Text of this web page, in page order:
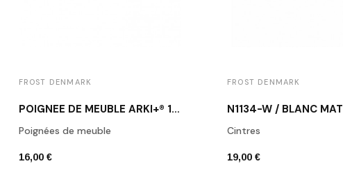
FROST DENMARK
POIGNÉE DE MEUBLE ARKI+® 160 NOIR MAT
Poignées de meuble
16,00 €
FROST DENMARK
N1134-W / BLANC MAT
Cintres
19,00 €